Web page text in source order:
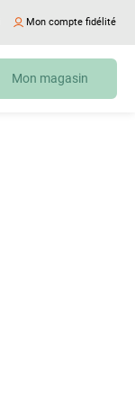
Mon compte fidélité
Mon magasin